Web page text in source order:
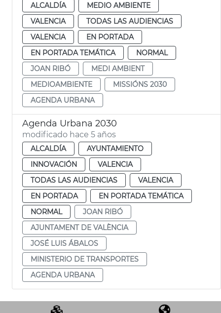
ALCALDÍA
MEDIO AMBIENTE
VALENCIA
TODAS LAS AUDIENCIAS
VALENCIA
EN PORTADA
EN PORTADA TEMÁTICA
NORMAL
JOAN RIBÓ
MEDI AMBIENT
MEDIOAMBIENTE
MISSIÓNS 2030
AGENDA URBANA
Agenda Urbana 2030
modificado hace 5 años
ALCALDÍA
AYUNTAMIENTO
INNOVACIÓN
VALENCIA
TODAS LAS AUDIENCIAS
VALENCIA
EN PORTADA
EN PORTADA TEMÁTICA
NORMAL
JOAN RIBÓ
AJUNTAMENT DE VALÈNCIA
JOSÉ LUIS ÁBALOS
MINISTERIO DE TRANSPORTES
AGENDA URBANA